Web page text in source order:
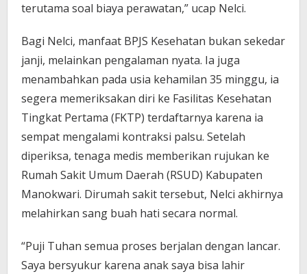
terutama soal biaya perawatan,” ucap Nelci.
Bagi Nelci, manfaat BPJS Kesehatan bukan sekedar
janji, melainkan pengalaman nyata. Ia juga
menambahkan pada usia kehamilan 35 minggu, ia
segera memeriksakan diri ke Fasilitas Kesehatan
Tingkat Pertama (FKTP) terdaftarnya karena ia
sempat mengalami kontraksi palsu. Setelah
diperiksa, tenaga medis memberikan rujukan ke
Rumah Sakit Umum Daerah (RSUD) Kabupaten
Manokwari. Dirumah sakit tersebut, Nelci akhirnya
melahirkan sang buah hati secara normal.
“Puji Tuhan semua proses berjalan dengan lancar.
Saya bersyukur karena anak saya bisa lahir